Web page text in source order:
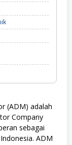
(ADM) adalah
Company
sebagai
ADM